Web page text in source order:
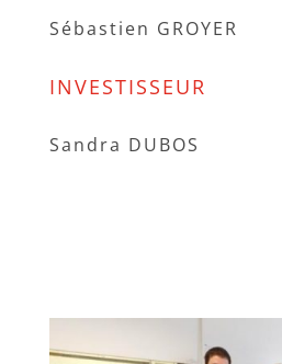
Sébastien GROYER
INVESTISSEUR
Sandra DUBOS